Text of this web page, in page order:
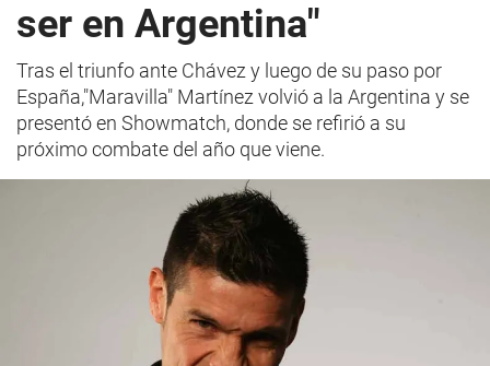
ser en Argentina"
Tras el triunfo ante Chávez y luego de su paso por
España,"Maravilla" Martínez volvió a la Argentina y se
presentó en Showmatch, donde se refirió a su
próximo combate del año que viene.